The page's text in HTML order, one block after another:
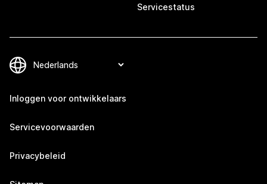
Servicestatus
Inloggen voor ontwikkelaars
Servicevoorwaarden
Privacybeleid